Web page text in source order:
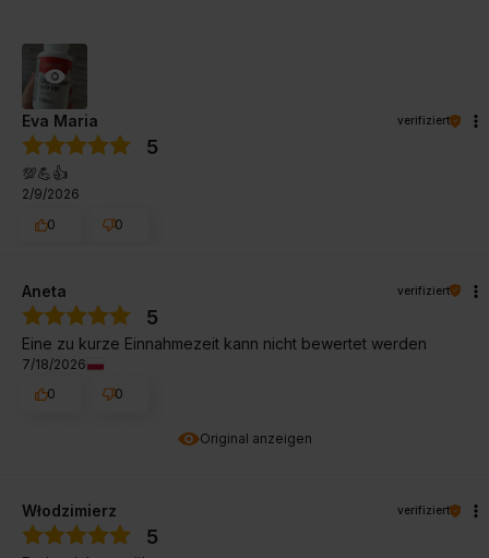
Eva Maria verifiziert
5
💯💪👍️
2/9/2026
0
0
Original anzeigen
Aneta verifiziert
5
Eine zu kurze Einnahmezeit kann nicht bewertet werden
7/18/2026
0
0
Włodzimierz verifiziert
5